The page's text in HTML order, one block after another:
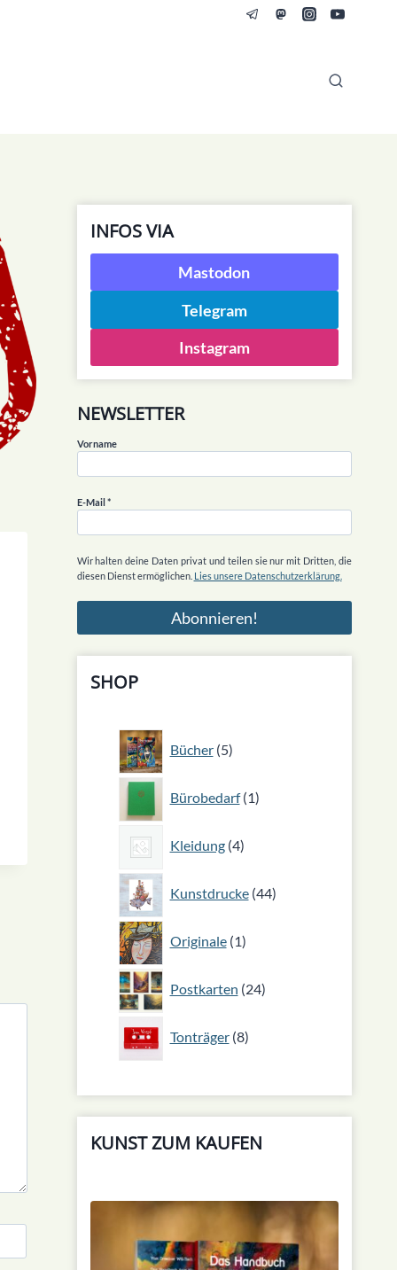
INFOS VIA
Mastodon
Telegram
Instagram
NEWSLETTER
Vorname
E-Mail *
Wir halten deine Daten privat und teilen sie nur mit Dritten, die
diesen Dienst ermöglichen. Lies unsere Datenschutzerklärung.
SHOP
Bücher 5
5
Produkte
Bürobedarf 1
1
Produkt
Kleidung 4
4
Produkte
Kunstdrucke 44
44
Produkte
Originale 1
1
Produkt
Postkarten 24
24
Produkte
Tonträger 8
8
Produkte
KUNST ZUM KAUFEN